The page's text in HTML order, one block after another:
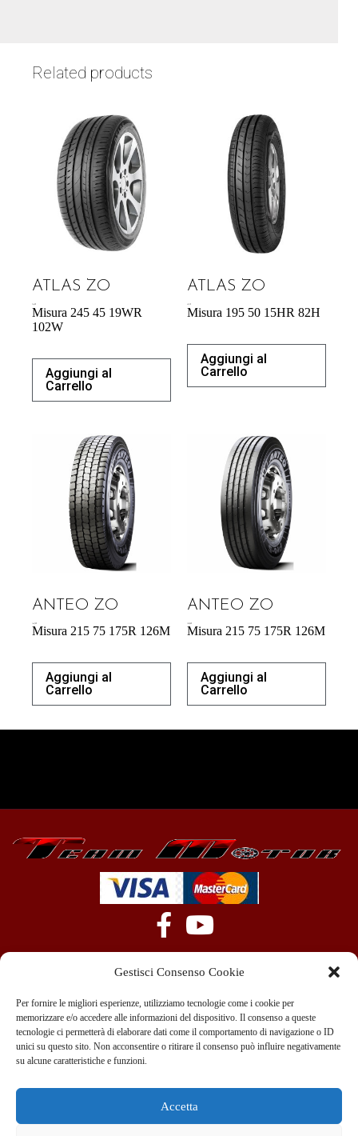
Gestisci Consenso Cookie
Per fornire le migliori esperienze, utilizziamo tecnologie come i cookie per
memorizzare e/o accedere alle informazioni del dispositivo. Il consenso a queste
tecnologie ci permetterà di elaborare dati come il comportamento di navigazione o ID
unici su questo sito. Non acconsentire o ritirare il consenso può influire negativamente
su alcune caratteristiche e funzioni.
Accetta
Related products
ATLAS ZO
Misura 245 45 19WR
102W
Aggiungi al
Carrello
ATLAS ZO
Misura 195 50 15HR 82H
Aggiungi al
Carrello
ANTEO ZO
Misura 215 75 175R 126M
Aggiungi al
Carrello
ANTEO ZO
Misura 215 75 175R 126M
Aggiungi al
Carrello
+39 351 970 89 33
info@teammotor.it